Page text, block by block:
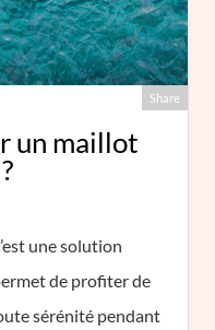
Share
un maillot
une solution
de profiter de
sérénité pendant